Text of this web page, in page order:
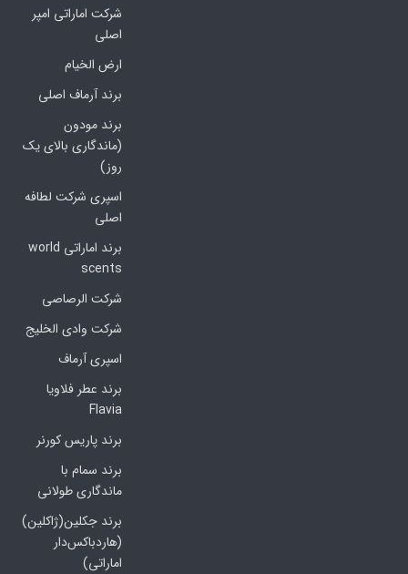
شرکت اماراتی امپر
اصلی
ارض الخیام
برند آرماف اصلی
برند مودون
(ماندگاری بالای یک
روز)
اسپری شرکت لطافه
اصلی
برند اماراتی world
scents
شرکت الرصاصی
شرکت وادی الخلیج
اسپری آرماف
برند عطر فلاویا
Flavia
برند پاریس کورنر
برند سمام با
ماندگاری طولانی
برند جکلین(ژاکلین)
(هاردباکس‌دار
اماراتی)